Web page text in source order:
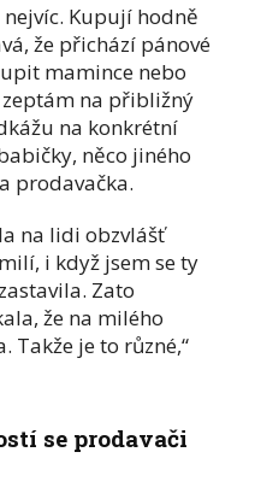
Kupují hodně
že přichází pánové
mamince nebo
na přibližný
na konkrétní
něco jiného
prodavačka.
na lidi obzvlášť
i když jsem se ty
Zato
že na milého
Takže je to různé,“
se prodavači